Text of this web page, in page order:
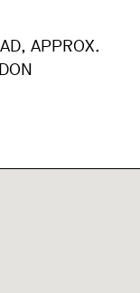
APPROX.